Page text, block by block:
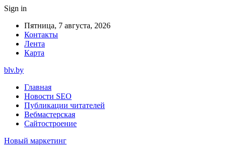
Sign in
Пятница, 7 августа, 2026
Контакты
Лента
Карта
blv.by
Главная
Новости SEO
Публикации читателей
Вебмастерская
Сайтостроение
Новый маркетинг